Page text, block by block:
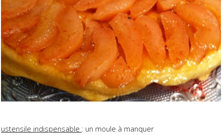
ustensile indispensable : un moule à manquer